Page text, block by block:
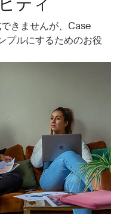
きませんが、Case
プルにするためのお役